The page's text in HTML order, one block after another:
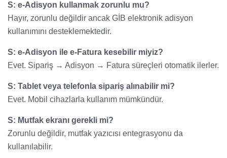
S: e-Adisyon kullanmak zorunlu mu?
Hayır, zorunlu değildir ancak GİB elektronik adisyon
kullanımını desteklemektedir.
S: e-Adisyon ile e-Fatura kesebilir miyiz?
Evet. Sipariş → Adisyon → Fatura süreçleri otomatik ilerler.
S: Tablet veya telefonla sipariş alınabilir mi?
Evet. Mobil cihazlarla kullanım mümkündür.
S: Mutfak ekranı gerekli mi?
Zorunlu değildir, mutfak yazıcısı entegrasyonu da
kullanılabilir.